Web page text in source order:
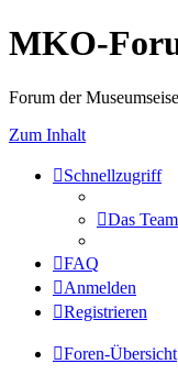
MKO-
Forum der
Zum Inhalt
Schnellzugriff
Das Team
FAQ
Anmelden
Registrieren
Foren-Übersicht